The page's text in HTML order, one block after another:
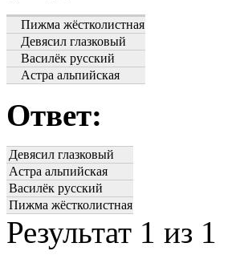
Пижма жёстколистная
Девясил глазковый
Василёк русский
Астра альпийская
Ответ:
Девясил глазковый
Астра альпийская
Василёк русский
Пижма жёстколистная
Результат 1 из 1